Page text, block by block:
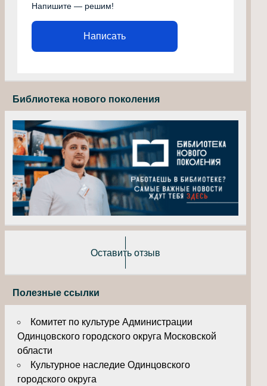
Напишите — решим!
Написать
Библиотека нового поколения
Оставить отзыв
Полезные ссылки
Комитет по культуре Администрации
Одинцовского городского округа Московской
области
Культурное наследие Одинцовского
городского округа